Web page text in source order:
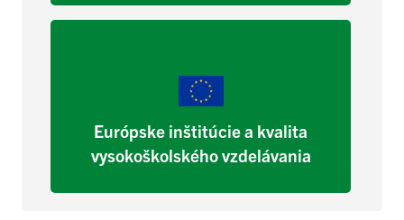
Európske inštitúcie a kvalita
vysokoškolského vzdelávania